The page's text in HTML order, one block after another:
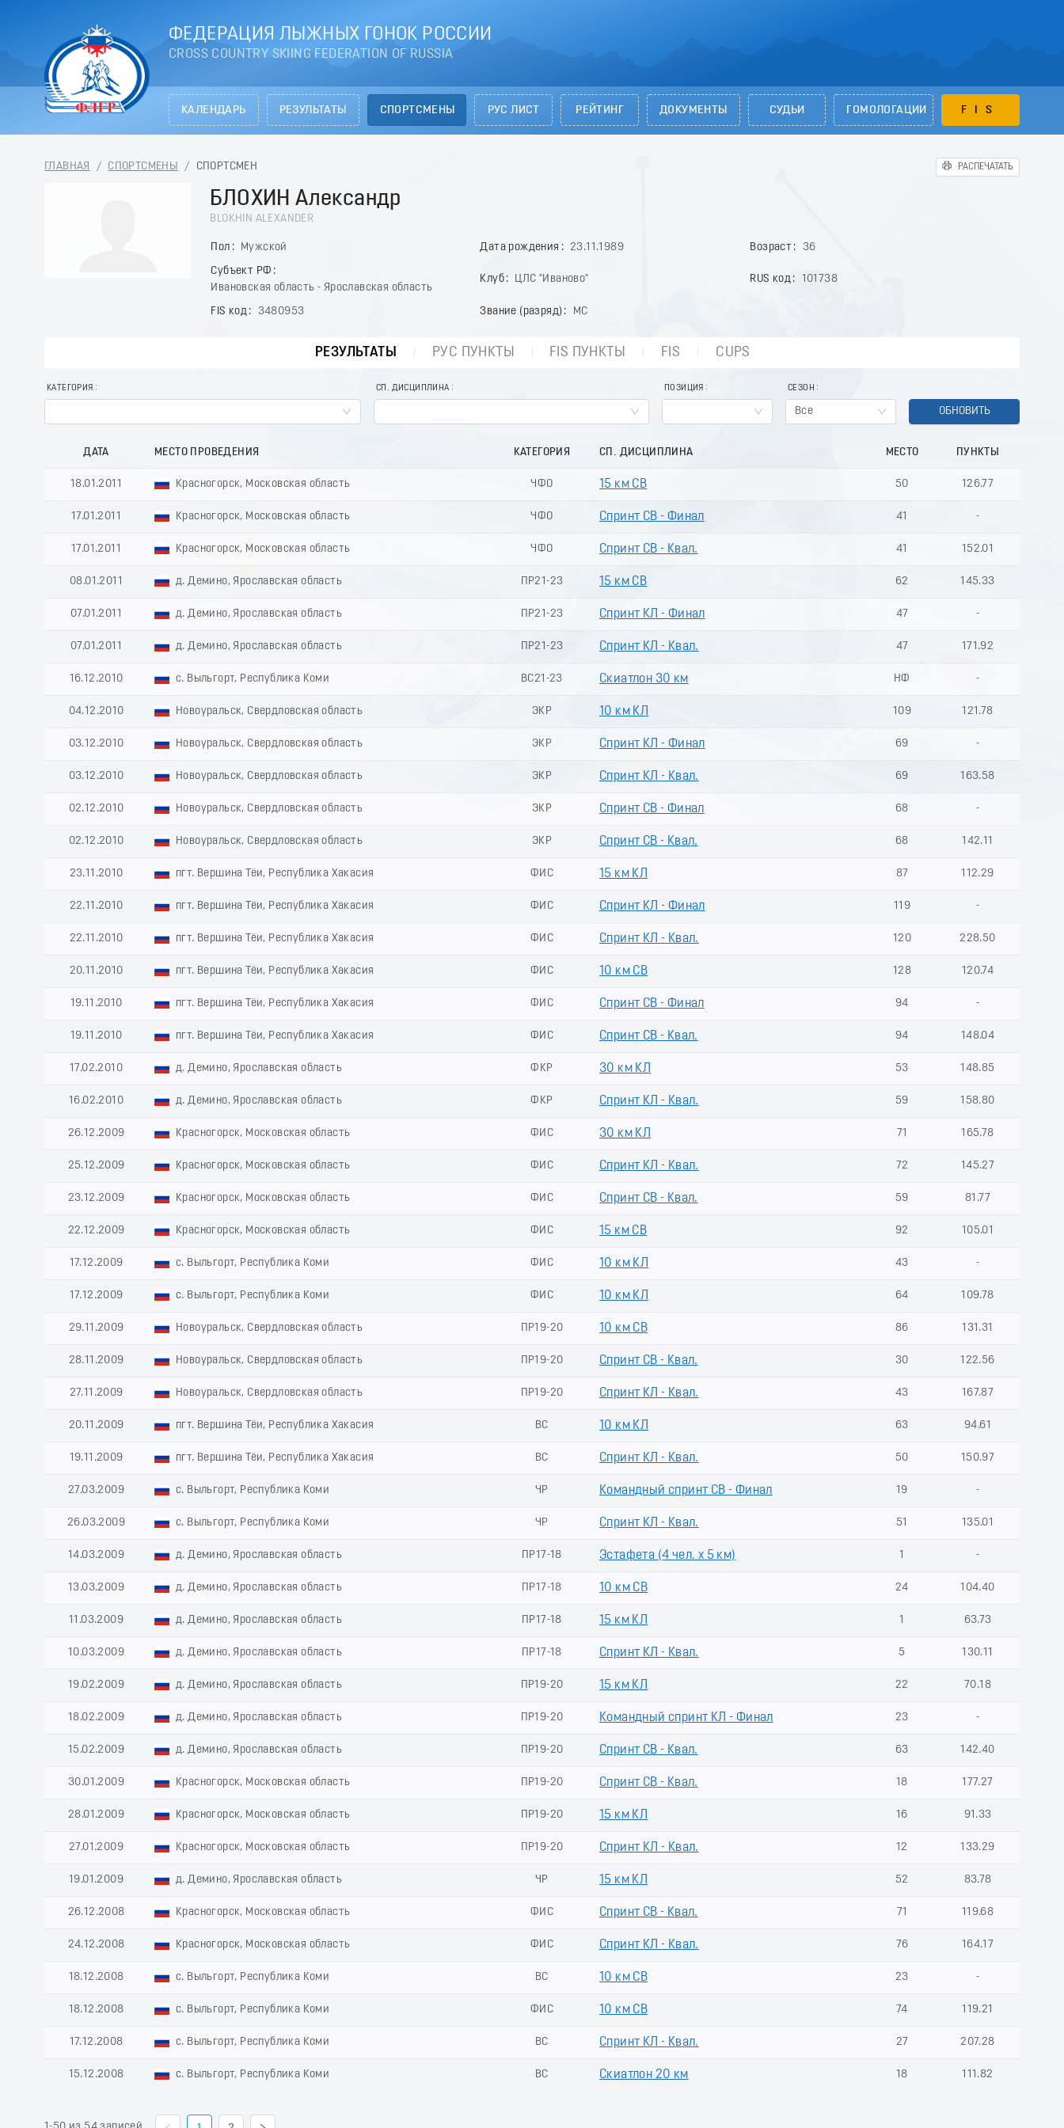
ФЕДЕРАЦИЯ ЛЫЖНЫХ ГОНОК РОССИИ
CROSS COUNTRY SKIING FEDERATION OF RUSSIA
КАЛЕНДАРЬ РЕЗУЛЬТАТЫ СПОРТСМЕНЫ РУС ЛИСТ РЕЙТИНГ ДОКУМЕНТЫ СУДЬИ ГОМОЛОГАЦИИ FIS
ГЛАВНАЯ / СПОРТСМЕНЫ / СПОРТСМЕН РАСПЕЧАТАТЬ
БЛОХИН Александр
BLOKHIN ALEXANDER
Пол Мужской Дата рождения 23.11.1989 Возраст
36
Субъект РФ
Ивановская область - Ярославская область
Клуб ЦЛС "Иваново" RUS код 101738
FIS код 3480953 Звание (разряд) МС
РЕЗУЛЬТАТЫ РУС ПУНКТЫ FIS ПУНКТЫ FIS CUPS
КАТЕГОРИЯ СП. ДИСЦИПЛИНА ПОЗИЦИЯ СЕЗОН
Все ОБНОВИТЬ
ДАТА МЕСТО ПРОВЕДЕНИЯ КАТЕГОРИЯ СП. ДИСЦИПЛИНА МЕСТО ПУНКТЫ
18.01.2011 Красногорск, Московская область ЧФО 15 км СВ 50 126.77
17.01.2011 Красногорск, Московская область ЧФО Спринт СВ - Финал 41 -
17.01.2011 Красногорск, Московская область ЧФО Спринт СВ - Квал. 41 152.01
08.01.2011 д. Демино, Ярославская область ПР21-23 15 км СВ 62 145.33
07.01.2011 д. Демино, Ярославская область ПР21-23 Спринт КЛ - Финал 47 -
07.01.2011 д. Демино, Ярославская область ПР21-23 Спринт КЛ - Квал. 47 171.92
16.12.2010 с. Выльгорт, Республика Коми ВС21-23 Скиатлон 30 км НФ -
04.12.2010 Новоуральск, Свердловская область ЭКР 10 км КЛ 109 121.78
03.12.2010 Новоуральск, Свердловская область ЭКР Спринт КЛ - Финал 69 -
03.12.2010 Новоуральск, Свердловская область ЭКР Спринт КЛ - Квал. 69 163.58
02.12.2010 Новоуральск, Свердловская область ЭКР Спринт СВ - Финал 68 -
02.12.2010 Новоуральск, Свердловская область ЭКР Спринт СВ - Квал. 68 142.11
23.11.2010 пгт. Вершина Тёи, Республика Хакасия ФИС 15 км КЛ 87 112.29
22.11.2010 пгт. Вершина Тёи, Республика Хакасия ФИС Спринт КЛ - Финал 119 -
22.11.2010 пгт. Вершина Тёи, Республика Хакасия ФИС Спринт КЛ - Квал. 120 228.50
20.11.2010 пгт. Вершина Тёи, Республика Хакасия ФИС 10 км СВ 128 120.74
19.11.2010 пгт. Вершина Тёи, Республика Хакасия ФИС Спринт СВ - Финал 94 -
19.11.2010 пгт. Вершина Тёи, Республика Хакасия ФИС Спринт СВ - Квал. 94 148.04
17.02.2010 д. Демино, Ярославская область ФКР 30 км КЛ 53 148.85
16.02.2010 д. Демино, Ярославская область ФКР Спринт КЛ - Квал. 59 158.80
26.12.2009 Красногорск, Московская область ФИС 30 км КЛ 71 165.78
25.12.2009 Красногорск, Московская область ФИС Спринт КЛ - Квал. 72 145.27
23.12.2009 Красногорск, Московская область ФИС Спринт СВ - Квал. 59 81.77
22.12.2009 Красногорск, Московская область ФИС 15 км СВ 92 105.01
17.12.2009 с. Выльгорт, Республика Коми ФИС 10 км КЛ 43 -
17.12.2009 с. Выльгорт, Республика Коми ФИС 10 км КЛ 64 109.78
29.11.2009 Новоуральск, Свердловская область ПР19-20 10 км СВ 86 131.31
28.11.2009 Новоуральск, Свердловская область ПР19-20 Спринт СВ - Квал. 30 122.56
27.11.2009 Новоуральск, Свердловская область ПР19-20 Спринт КЛ - Квал. 43 167.87
20.11.2009 пгт. Вершина Тёи, Республика Хакасия ВС 10 км КЛ 63 94.61
19.11.2009 пгт. Вершина Тёи, Республика Хакасия ВС Спринт КЛ - Квал. 50 150.97
27.03.2009 с. Выльгорт, Республика Коми ЧР Командный спринт СВ - Финал 19 -
26.03.2009 с. Выльгорт, Республика Коми ЧР Спринт КЛ - Квал. 51 135.01
14.03.2009 д. Демино, Ярославская область ПР17-18 Эстафета (4 чел. х 5 км) 1 -
13.03.2009 д. Демино, Ярославская область ПР17-18 10 км СВ 24 104.40
11.03.2009 д. Демино, Ярославская область ПР17-18 15 км КЛ 1 63.73
10.03.2009 д. Демино, Ярославская область ПР17-18 Спринт КЛ - Квал. 5 130.11
19.02.2009 д. Демино, Ярославская область ПР19-20 15 км КЛ 22 70.18
18.02.2009 д. Демино, Ярославская область ПР19-20 Командный спринт КЛ - Финал 23 -
15.02.2009 д. Демино, Ярославская область ПР19-20 Спринт СВ - Квал. 63 142.40
30.01.2009 Красногорск, Московская область ПР19-20 Спринт СВ - Квал. 18 177.27
28.01.2009 Красногорск, Московская область ПР19-20 15 км КЛ 16 91.33
27.01.2009 Красногорск, Московская область ПР19-20 Спринт КЛ - Квал. 12 133.29
19.01.2009 д. Демино, Ярославская область ЧР 15 км КЛ 52 83.78
26.12.2008 Красногорск, Московская область ФИС Спринт СВ - Квал. 71 119.68
24.12.2008 Красногорск, Московская область ФИС Спринт КЛ - Квал. 76 164.17
18.12.2008 с. Выльгорт, Республика Коми ВС 10 км СВ 23 -
18.12.2008 с. Выльгорт, Республика Коми ФИС 10 км СВ 74 119.21
17.12.2008 с. Выльгорт, Республика Коми ВС Спринт КЛ - Квал. 27 207.28
15.12.2008 с. Выльгорт, Республика Коми ВС Скиатлон 20 км 18 111.82